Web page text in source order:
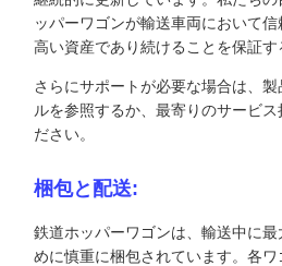
ッパーワゴンが輸送車両において
高い資産であり続けることを保証す
さらにサポートが必要な場合は、
ルを参照するか、最寄りのサービス
ださい。
梱包と配送:
鉄道ホッパーワゴンは、輸送中に
めに慎重に梱包されています。各